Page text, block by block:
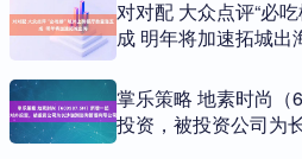
对对配 大众点评“必
成 明年将加速拓城出
掌乐策略 地素时尚（
投资，被投资公司为